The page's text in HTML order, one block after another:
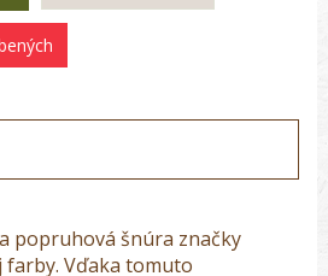
popruhová šnúra značky
farby. Vďaka tomuto